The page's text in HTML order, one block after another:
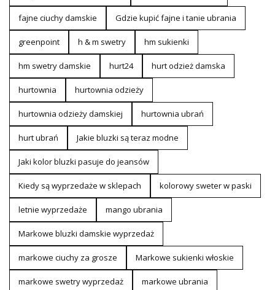
fajne ciuchy damskie Gdzie kupić fajne i tanie ubrania
greenpoint h & m swetry hm sukienki
hm swetry damskie hurt24 hurt odzież damska
hurtownia hurtownia odzieży
hurtownia odzieży damskiej hurtownia ubrań
hurt ubrań Jakie bluzki są teraz modne
Jaki kolor bluzki pasuje do jeansów
Kiedy są wyprzedaże w sklepach kolorowy sweter w paski
letnie wyprzedaże mango ubrania
Markowe bluzki damskie wyprzedaż
markowe ciuchy za grosze Markowe sukienki włoskie
markowe swetry wyprzedaż markowe ubrania